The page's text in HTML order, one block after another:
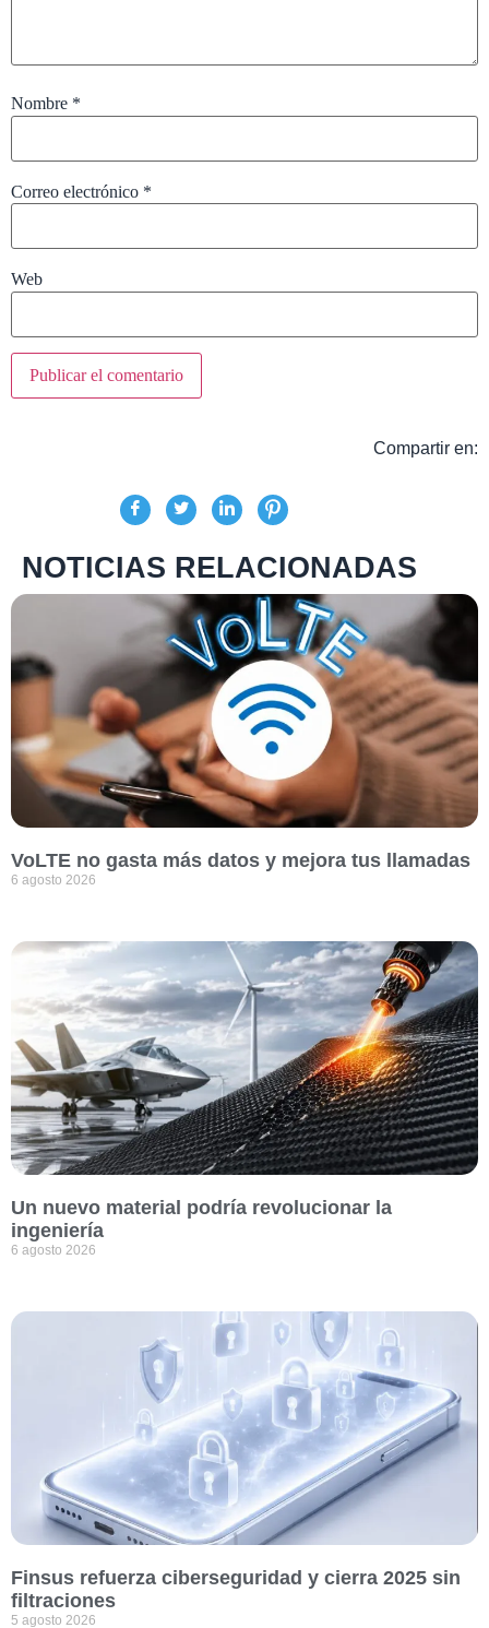
Nombre *
Correo electrónico *
Web
Compartir en:
NOTICIAS RELACIONADAS
VoLTE no gasta más datos y mejora tus llamadas
6 agosto 2026
Un nuevo material podría revolucionar la
ingeniería
6 agosto 2026
Finsus refuerza ciberseguridad y cierra 2025 sin
filtraciones
5 agosto 2026